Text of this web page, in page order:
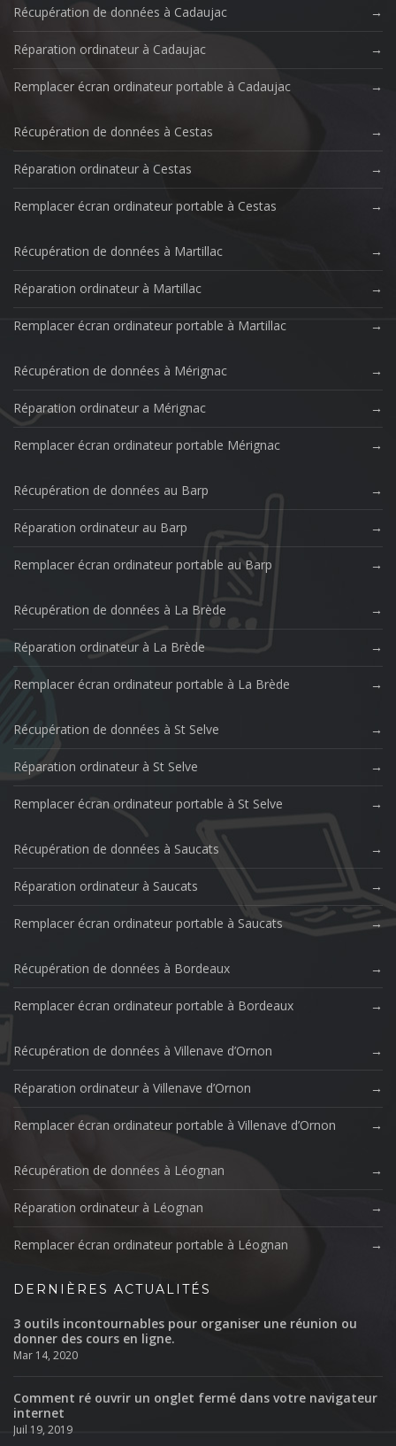
Récupération de données à Cadaujac
Réparation ordinateur à Cadaujac
Remplacer écran ordinateur portable à Cadaujac
Récupération de données à Cestas
Réparation ordinateur à Cestas
Remplacer écran ordinateur portable à Cestas
Récupération de données à Martillac
Réparation ordinateur à Martillac
Remplacer écran ordinateur portable à Martillac
Récupération de données à Mérignac
Réparation ordinateur a Mérignac
Remplacer écran ordinateur portable Mérignac
Récupération de données au Barp
Réparation ordinateur au Barp
Remplacer écran ordinateur portable au Barp
Récupération de données à La Brède
Réparation ordinateur à La Brède
Remplacer écran ordinateur portable à La Brède
Récupération de données à St Selve
Réparation ordinateur à St Selve
Remplacer écran ordinateur portable à St Selve
Récupération de données à Saucats
Réparation ordinateur à Saucats
Remplacer écran ordinateur portable à Saucats
Récupération de données à Bordeaux
Remplacer écran ordinateur portable à Bordeaux
Récupération de données à Villenave d’Ornon
Réparation ordinateur à Villenave d’Ornon
Remplacer écran ordinateur portable à Villenave d’Ornon
Récupération de données à Léognan
Réparation ordinateur à Léognan
Remplacer écran ordinateur portable à Léognan
DERNIÈRES ACTUALITÉS
3 outils incontournables pour organiser une réunion ou
donner des cours en ligne.
Mar 14, 2020
Comment ré ouvrir un onglet fermé dans votre navigateur
internet
Juil 19, 2019